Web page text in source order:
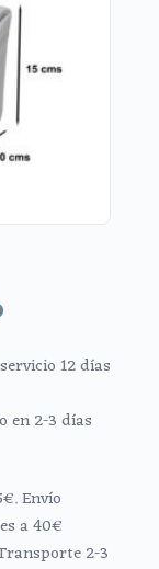
12 días
en 2-3 días
Envío
a 40€
2-3